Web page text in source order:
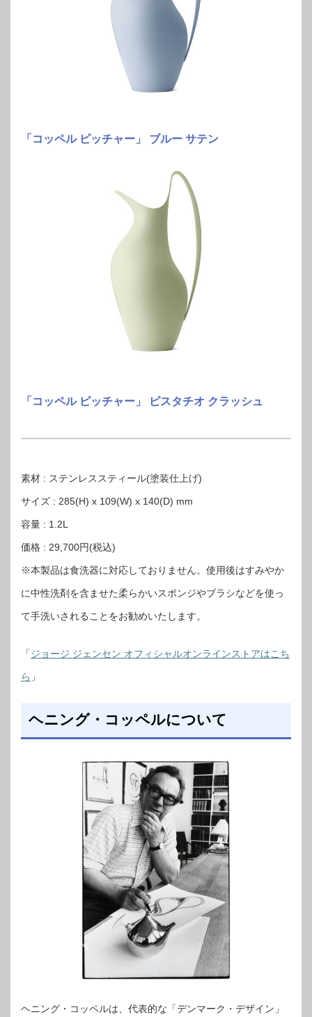
「コッペル ピッチャー」 ブルー サテン
「コッペル ピッチャー」 ピスタチオ クラッシュ
素材 : ステンレススティール(塗装仕上げ)
サイズ : 285(H) x 109(W) x 140(D) mm
容量 : 1.2L
価格 : 29,700円(税込)
※本製品は食洗器に対応しておりません。使用後はすみやか
に中性洗剤を含ませた柔らかいスポンジやブラシなどを使っ
て手洗いされることをお勧めいたします。
「ジョージ ジェンセン オフィシャルオンラインストアはこち
ら 」
ヘニング・コッペルについて
ヘニング・コッペルは、代表的な「デンマーク・デザイン」